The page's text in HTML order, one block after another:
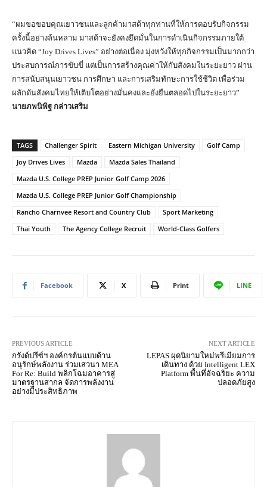
“ผมขอขอบคุณเยาวชนและลูกค้ามาสด้าทุกท่านที่ให้การตอบรับกิจกรรม
ครั้งนี้อย่างล้นหลาม มาสด้าจะยังคงยึดมั่นในการดำเนินกิจกรรมภายใต้
แนวคิด “Joy Drives Lives” อย่างต่อเนื่อง มุ่งหวังให้ทุกกิจกรรมเป็นมากกว่า
ประสบการณ์การขับขี่ แต่เป็นการสร้างคุณค่าให้กับสังคมในระยะยาว ผ่าน
การสนับสนุนเยาวชน การศึกษา และการเสริมทักษะการใช้ชีวิต เพื่อร่วม
ผลักดันสังคมไทยให้เติบโตอย่างมั่นคงและยั่งยืนตลอดไปในระยะยาว”
นายภพนิพิฐ กล่าวเสริม
TAGS Challenger Spirit Eastern Michigan University
Golf Camp
Joy Drives Lives
Mazda
Mazda Sales Thailand
Mazda U.S. College PREP Junior Golf Camp 2026
Mazda U.S. College PREP Junior Golf Championship
Rancho Charnvee Resort and Country Club
Sport Marketing
Thai Youth
The Agency College Recruit World-Class Golfers
Facebook X Print LINE
PREVIOUS ARTICLE
กรังด์ปรีซ์ฯ องค์กรต้นแบบด้าน
อนุรักษ์พลังงาน ร่วมเสวนา MEA
For Re: Build พลิกโฉมอาคารสู่
มาตรฐานสากล จัดการพลังงาน
อย่างมีประสิทธิภาพ
NEXT ARTICLE
LEPAS ผุดนิยามใหม่พรีเมียมการ
เดินทาง ด้วย Intelligent LEX
Platform พื้นที่อัจฉริยะ ความ
ปลอดภัยสูง